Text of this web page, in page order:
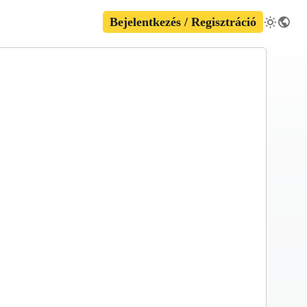
Bejelentkezés / Regisztráció